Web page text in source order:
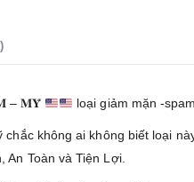
– 𝐌𝐘̃ loại giảm mặn -
chắc không ai không biết loại
An Toàn và Tiện Lợi.